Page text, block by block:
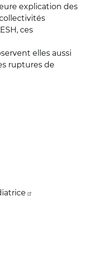
explication des
ces
elles aussi
ruptures de